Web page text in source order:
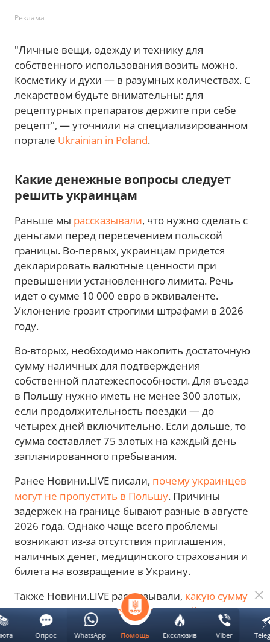
Реклама
"Личные вещи, одежду и технику для
собственного использования возить можно.
Косметику и духи — в разумных количествах. С
лекарством будьте внимательны: для
рецептурных препаратов держите при себе
рецепт", — уточнили на специализированном
портале Ukrainian in Poland.
Какие денежные вопросы следует
решить украинцам
Раньше мы рассказывали, что нужно сделать с
деньгами перед пересечением польской
границы. Во-первых, украинцам придется
декларировать валютные ценности при
превышении установленного лимита. Речь
идет о сумме 10 000 евро в эквиваленте.
Уклонение грозит строгими штрафами в 2026
году.
Во-вторых, необходимо накопить достаточную
сумму наличных для подтверждения
собственной платежеспособности. Для въезда
в Польшу нужно иметь не менее 300 злотых,
если продолжительность поездки — до
четырех дней включительно. Если дольше, то
сумма составляет 75 злотых на каждый день
запланированного пребывания.
Ранее Новини.LIVE писали, почему украинцев
могут не пропустить в Польшу. Причины
задержек на границе бывают разные в августе
2026 года. Однако чаще всего проблемы
возникают из-за отсутствия приглашения,
наличных денег, медицинского страхования и
билета на возвращение в Украину.
Также Новини.LIVE рассказывали, какую сумму
наличных нужно иметь на польской границе.
Закон требует от иностранцев подтверждать
Помощь Ексклюзив Viber
Опрос WhatsApp